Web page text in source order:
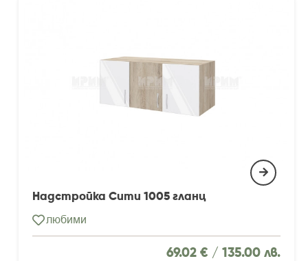
Надстройка Сити 1005 гланц
любими
69.02 € / 135.00 лв.